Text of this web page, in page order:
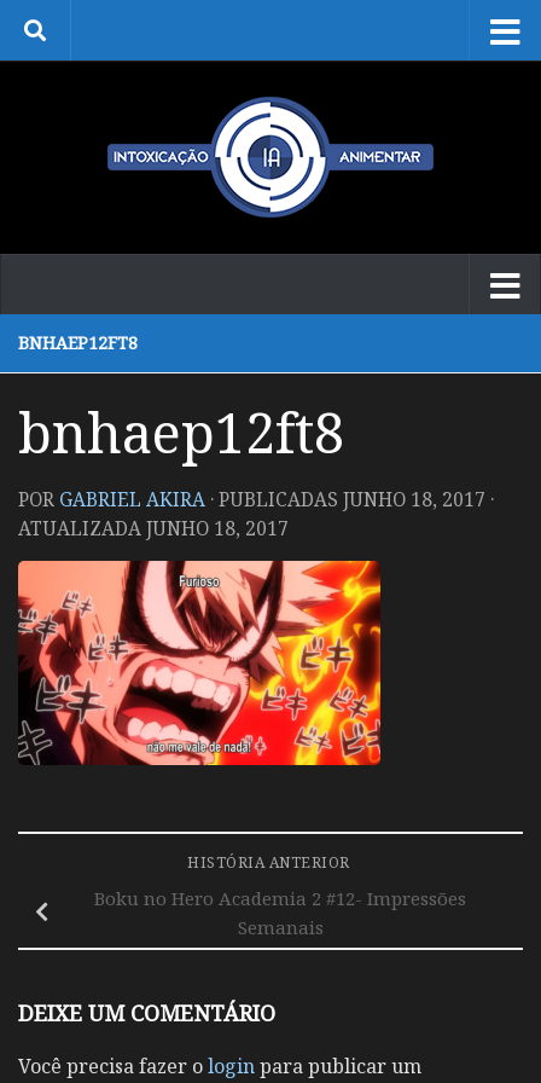
Skip to content
BNHAEP12FT8
bnhaep12ft8
POR GABRIEL AKIRA · PUBLICADAS JUNHO 18, 2017 ·
ATUALIZADAJUNHO 18, 2017
HISTÓRIA ANTERIOR
Boku no Hero Academia 2 #12- Impressões
Semanais
DEIXE UM COMENTÁRIO
Você precisa fazer ologinpara publicar um